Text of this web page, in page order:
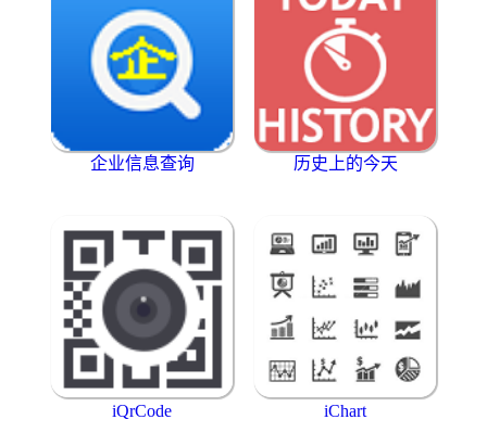
企业信息查询 历史上的今天
iQrCode iChart